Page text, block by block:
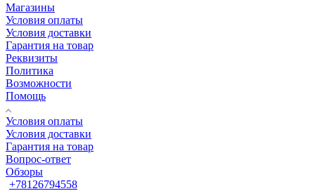
Магазины
Условия оплаты
Условия доставки
Гарантия на товар
Реквизиты
Политика
Возможности
Помощь
Условия оплаты
Условия доставки
Гарантия на товар
Вопрос-ответ
Обзоры
+78126794558